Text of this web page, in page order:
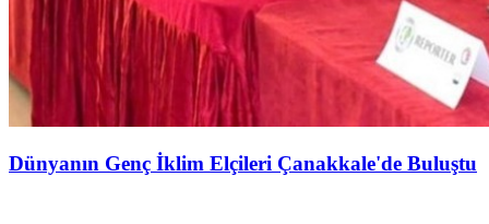
Dünyanın Genç İklim Elçileri Çanakkale'de Buluştu